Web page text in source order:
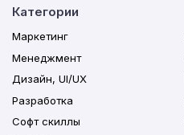
Категории
Маркетинг
Менеджмент
Дизайн, UI/UX
Разработка
Софт скиллы